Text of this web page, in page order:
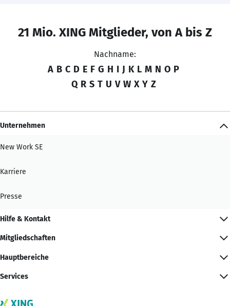
21 Mio. XING Mitglieder, von A bis Z
Nachname:
A B C D E F G H I J K L M N O P
Q R S T U V W X Y Z
Unternehmen
New Work SE
Karriere
Presse
Hilfe & Kontakt
Mitgliedschaften
Hauptbereiche
Services